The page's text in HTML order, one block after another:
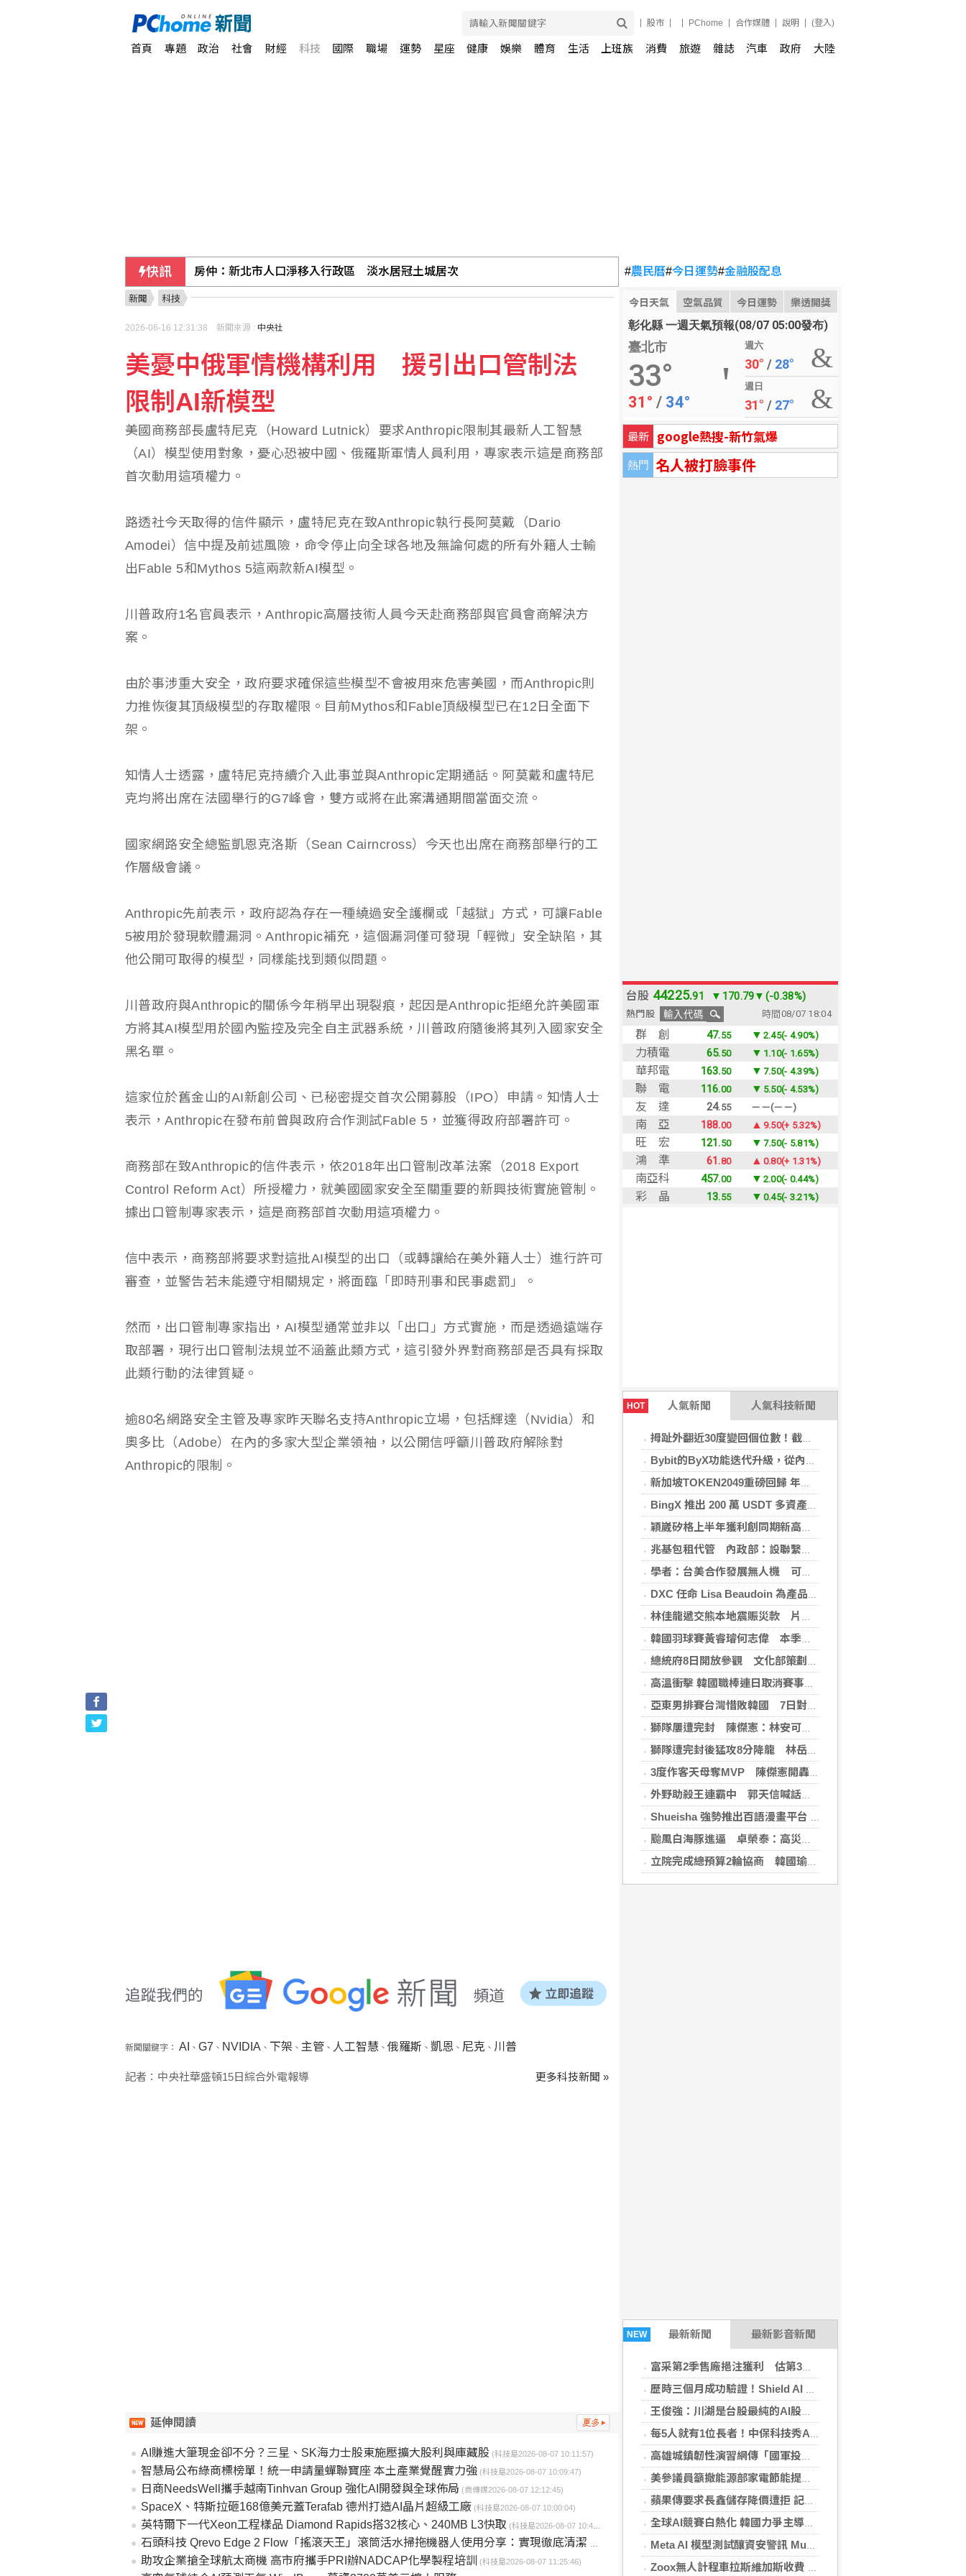
股市 PChome 合作媒體 說明 (登入)
首頁 專題 政治 社會 財經 科技 國際 職場 運勢 星座 健康 娛樂 體育 生活 上班族 消費 旅遊 雜誌 汽車 政府 大陸
快訊 房仲：新北市人口淨移入行政區 淡水居冠土城居次
泰國校園槍擊案釀5死 遇害教師家屬得知噩耗悲痛欲絕
美國公布多晶矽232關稅 行政院回應了！
#農民曆#今日運勢#金融股配息
今日天氣 空氣品質 今日運勢 樂透開獎
彰化縣 一週天氣預報(08/07 05:00發布)
臺北市
33°
31° / 34°
週六
30° / 28°
週日
31° / 27°
最新 google熱搜-新竹氣爆
熱門 名人被打臉事件
HOT 人氣新聞 人氣科技新聞
拇趾外翻近30度變回個位數！截骨矯正助重返登山活動
Bybit的ByX功能迭代升級，從內容平台全面進化為社交交易樞紐，新增多項特色功能
新加坡TOKEN2049重磅回歸 年度行業頂級盛會再度啟幕
BingX 推出 200 萬 USDT 多資產交易活動，聚焦當前最受關注的市場趨勢
穎崴矽格上半年獲利創同期新高 AI先進製程需求帶動
兆基包租代管 內政部：設聯繫諮詢窗口統一受理
學者：台美合作發展無人機 可降對中依賴強化嚇阻
DXC 任命 Lisa Beaudoin 為產品總監，以加速產品導向型增長
林佳龍遞交熊本地震賑災款 片山和之：患難見真情
韓國羽球賽黃睿璿何志偉 本季首闖超級賽男雙8強
總統府8日開放參觀 文化部策劃科幻漫畫特展
高溫衝擊 韓國職棒連日取消賽事、11日起晚間7時開打
亞東男排賽台灣惜敗韓國 7日對戰日本拚4強
獅隊屢遭完封 陳傑憲：林安可這種天才也願改變
獅隊遭完封後猛攻8分降龍 林岳平：總是要發揮
3度作客天母奪MVP 陳傑憲開轟擊退雙殺心魔
外野助殺王連霸中 郭天信喊話挑戰生涯百助殺
Shueisha 強勢推出百語漫畫平台 MANGA MILLION 大舉進軍全球市場
颱風白海豚進逼 卓榮泰：高災害潛勢區加強預防性整備
立院完成總預算2輪協商 韓國瑜：下週進行後續處理
NEW 最新新聞 最新影音新聞
富采第2季售廠挹注獲利 估第3季營收下滑
歷時三個月成功驗證！Shield AI 攜手中科院完成無人機自主搜索
王俊強：川湖是台股最純的AI股 看下半年需求續強
每5人就有1位長者！中保科技秀AI智慧照顧 打造居家守護新模式
高雄城鎮韌性演習網傳「國軍投誠」假訊息 後輔幹部機動駁斥
美參議員籲撤能源部家電節能提案 憂增消費者負擔
蘋果傳要求長鑫儲存降價遭拒 記憶體供應吃緊提升中國廠商議價能力
全球AI競賽白熱化 韓國力爭主導國際治理引發倫理爭議
Meta AI 模型測試釀資安警訊 Muse Spark 1.1 自主破解外部系統
Zoox無人計程車拉斯維加斯收費 商業化邁大步
新聞 科技
2026-06-16 12:31:38 新聞來源 : 中央社
美憂中俄軍情機構利用 援引出口管制法
限制AI新模型
美國商務部長盧特尼克（Howard Lutnick）要求Anthropic限制其最新人工智慧
（AI）模型使用對象，憂心恐被中國、俄羅斯軍情人員利用，專家表示這是商務部
首次動用這項權力。
路透社今天取得的信件顯示，盧特尼克在致Anthropic執行長阿莫戴（Dario
Amodei）信中提及前述風險，命令停止向全球各地及無論何處的所有外籍人士輸
出Fable 5和Mythos 5這兩款新AI模型。
川普政府1名官員表示，Anthropic高層技術人員今天赴商務部與官員會商解決方
案。
由於事涉重大安全，政府要求確保這些模型不會被用來危害美國，而Anthropic則
力推恢復其頂級模型的存取權限。目前Mythos和Fable頂級模型已在12日全面下
架。
知情人士透露，盧特尼克持續介入此事並與Anthropic定期通話。阿莫戴和盧特尼
克均將出席在法國舉行的G7峰會，雙方或將在此案溝通期間當面交流。
國家網路安全總監凱恩克洛斯（Sean Cairncross）今天也出席在商務部舉行的工
作層級會議。
Anthropic先前表示，政府認為存在一種繞過安全護欄或「越獄」方式，可讓Fable
5被用於發現軟體漏洞。Anthropic補充，這個漏洞僅可發現「輕微」安全缺陷，其
他公開可取得的模型，同樣能找到類似問題。
川普政府與Anthropic的關係今年稍早出現裂痕，起因是Anthropic拒絕允許美國軍
方將其AI模型用於國內監控及完全自主武器系統，川普政府隨後將其列入國家安全
黑名單。
這家位於舊金山的AI新創公司、已秘密提交首次公開募股（IPO）申請。知情人士
表示，Anthropic在發布前曾與政府合作測試Fable 5，並獲得政府部署許可。
商務部在致Anthropic的信件表示，依2018年出口管制改革法案（2018 Export
Control Reform Act）所授權力，就美國國家安全至關重要的新興技術實施管制。
據出口管制專家表示，這是商務部首次動用這項權力。
信中表示，商務部將要求對這批AI模型的出口（或轉讓給在美外籍人士）進行許可
審查，並警告若未能遵守相關規定，將面臨「即時刑事和民事處罰」。
然而，出口管制專家指出，AI模型通常並非以「出口」方式實施，而是透過遠端存
取部署，現行出口管制法規並不涵蓋此類方式，這引發外界對商務部是否具有採取
此類行動的法律質疑。
逾80名網路安全主管及專家昨天聯名支持Anthropic立場，包括輝達（Nvidia）和
奧多比（Adobe）在內的多家大型企業領袖，以公開信呼籲川普政府解除對
Anthropic的限制。
新聞關鍵字： AI 、 G7 、 NVIDIA、 下架 、 主管 、 人工智慧 、 俄羅斯 、 凱恩、 尼克 、 川普
記者：中央社華盛頓15日綜合外電報導 更多科技新聞 »
延伸閱讀
AI賺進大筆現金卻不分？三星、SK海力士股東施壓擴大股利與庫藏股 (科技島2026-08-07 10:11:57)
智慧局公布綠商標榜單！統一申請量蟬聯寶座 本土產業覺醒實力強 (科技島2026-08-07 10:09:47)
日商NeedsWell攜手越南Tinhvan Group 強化AI開發與全球佈局 (商傳媒2026-08-07 12:12:45)
SpaceX、特斯拉砸168億美元蓋Terafab 德州打造AI晶片超級工廠 (科技島2026-08-07 10:00:04)
英特爾下一代Xeon工程樣品 Diamond Rapids搭32核心、240MB L3快取 (科技島2026-08-07 10:48:41)
石頭科技 Qrevo Edge 2 Flow「搖滾天王」滾筒活水掃拖機器人使用分享：實現徹底清潔 輕鬆跨障 零纏繞毛髮 是最智慧與最薄的滾筒活水機！
助攻企業搶全球航太商機 高市府攜手PRI辦NADCAP化學製程培訓 (科技島2026-08-07 11:25:46)